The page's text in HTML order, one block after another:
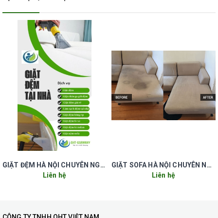
GIẶT ĐỆM HÀ NỘI CHUYÊN NGHIỆP UY TÍN GIÁ RẺ
Liên hệ
GIẶT SOFA HÀ NỘI CHUYÊN NGHIỆP UY TÍN GIÁ RẺ
Liên hệ